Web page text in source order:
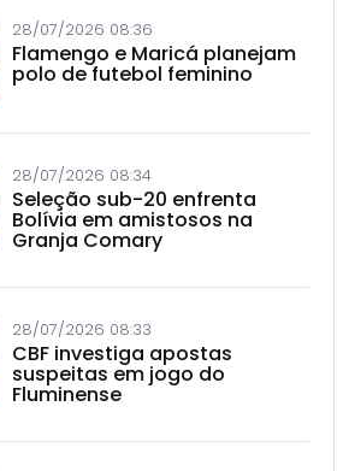
28/07/2026 08:36
Flamengo e Maricá planejam
polo de futebol feminino
28/07/2026 08:34
Seleção sub-20 enfrenta
Bolívia em amistosos na
Granja Comary
28/07/2026 08:33
CBF investiga apostas
suspeitas em jogo do
Fluminense